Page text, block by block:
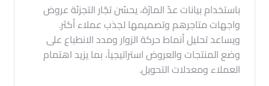
باستخدام بيانات عدّ المارّة، يحسّن تجّار التجزئة عروض
واجهات متاجرهم وتصميمها لجذب عملاء أكثر.
ويساعد تحليل أنماط حركة الزوار ومدد الانطباع على
وضع المنتجات والعروض استراتيجياً، بما يزيد اهتمام
العملاء ومعدلات التحويل.